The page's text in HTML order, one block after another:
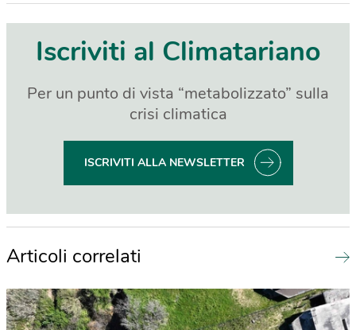
Iscriviti al Climatariano
Per un punto di vista “metabolizzato” sulla
crisi climatica
ISCRIVITI ALLA NEWSLETTER
Articoli correlati